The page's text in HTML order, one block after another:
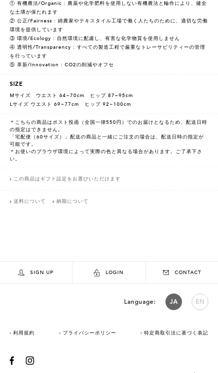
① 有機農法/Organic : 農薬や化学肥料を使用しない有機農法と輪作により、健全
な土壌が保たれます
② 公正/Fairness : 綿農家やテキスタイル工場で働く人たちのために、適切な労働
環境を提供しています
③ 環境/Ecology : 自然環境に配慮し、有害な化学物質を使用しません
④ 透明性/Transparency : すべての製造工程で厳重なトレーサビリティーの管理
を行っています
⑤ 革新/Innovation : CO2の削減やオフセ
SIZE
Mサイズ ウエスト 64~70cm ヒップ 87~95cm
Lサイズ ウエスト 69~77cm ヒップ 92~100cm
＊こちらの商品はポスト投函（全国一律550円）でのお届けとなるため、配送日時
の指定はできません。
「宅配便（60サイズ）」配送の商品と一緒にご注文の場合は、配送日時の指定が
可能です。
＊お使いのブラウザ環境によって実際の色と異なる場合があります。ご了承下さ
い。
この商品はギフト設定をお選びいただけます
送料について 納期について
SIGN UP LOGIN CONTACT
Language: JA EN
利用規約 プライバシーポリシー 特定商取引法に基づく表記